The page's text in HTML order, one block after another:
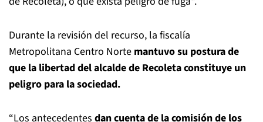
Durante la revisión del recurso, la fiscalía
Metropolitana Centro Norte mantuvo su postura de
que la libertad del alcalde de Recoleta constituye un
peligro para la sociedad.
“Los antecedentes dan cuenta de la comisión de los